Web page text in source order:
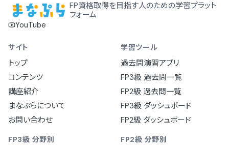
FP資格取得を目指す人のための学習プラット
フォーム
YouTube
サイト
トップ
コンテンツ
講座紹介
まなぷらについて
お問い合わせ
学習ツール
過去問演習アプリ
FP3級 過去問一覧
FP2級 過去問一覧
FP3級 ダッシュボード
FP2級 ダッシュボード
FP3級 分野別 FP2級 分野別